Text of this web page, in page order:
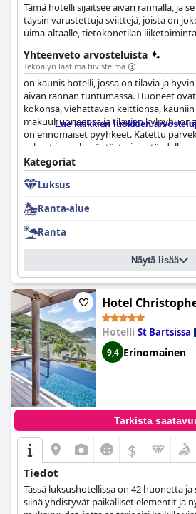
Tämä hotelli sijaitsee aivan rannalla, ja
täysin varustettuja sviittejä, joista on
uima-altaalle, tietokonetilan
Yhteenveto arvosteluista
Tekoälyn laatima tiivistelmä
on kaunis hotelli, jossa on tilavia ja
aivan rannan tuntumassa. Huoneet
kokonsa, viehättävän keittiönsä,
makuuhuoneensa ja tilavien
on erinomaiset pyyhkeet. Katettu
sohvat ja ruokapöytä, tarjoaa
merinäköaloista. Henkilökunta on
huomaavaista ja avuliasta, ja monet
hämmästyttäviksi ja erittäin mukaviksi.
vieraat tervetulleiksi ja ystävällisesti
ajan, mikä saa vieraat tuntemaan olonsa
mukaviksi oleskelunsa aikana. Kaiken kaikkiaan on
hotelli erinomaisilla huoneilla ja
yhden mukavimmista paikoista yöpyä.
Lue kaikkien luokkien
Kategoriat
Luksus
Ranta-alue
Ranta
Näytä lisää
Hotel
Hotelli St Bartsissa
9,4 Erinomainen
Tarkista
$
Tiedot
Tässä luksushotellissa on 42 huonetta
siinä yhdistyvät paikalliset elementit ja